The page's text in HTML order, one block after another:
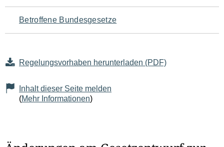
Betroffene Bundesgesetze
Regelungsvorhaben herunterladen (PDF)
Inhalt dieser Seite melden
(Mehr Informationen)